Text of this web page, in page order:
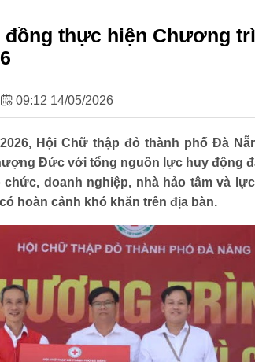
Nối trọn yêu thương
Trái tim có nắng
LIÊN HỆ
đồng thực hiện Chương
09:12 14/05/2026
Hội Chữ thập đỏ thành phố Đà
Đức với tổng nguồn lực huy động
doanh nghiệp, nhà hảo tâm và
hoàn cảnh khó khăn trên địa bàn.